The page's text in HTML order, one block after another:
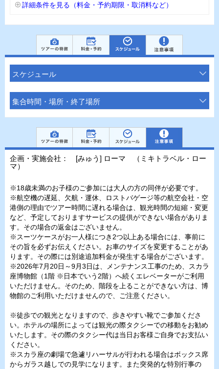
詳細条件を見る（料金・予約期限・取消料など）
スケジュール
集合時間・場所・終了場所
企画・実施会社： [みゅう] ローマ （ミキトラベル・ロー
マ）
※18歳未満のお子様のご参加には大人の方の同伴が必要です。
※航空機の遅延、欠航・運休、ロストバゲージ等の航空会社・空
港側の理由でツアー時間に遅れる場合は、観光時間の短縮・変更
など、予定しておりますサービスの提供ができない場合がありま
す。その場合の返金はございません。
※スーツケースがお一人様につき2つ以上ある場合には、事前に
その旨を必ずお伝えください。お車のサイズを変更することがあ
ります。その際には別途追加料金が発生する場合がございます。
※2026年7月20日～9月3日は、メンテナンス工事のため、スカラ
座博物館（1階 ※日本でいう2階）へ続くエレベーターがご利用
いただけません。そのため、階段を上ることができない方は、博
物館のご利用いただけませんので、ご注意ください。
※徒歩での観光となりますので、歩きやすい靴でご参加くださ
い。ホテルの場所によっては観光の際タクシーでの移動をお勧め
いたします。その際のタクシー代は当日お客様ご自身でお支払い
ください。
※スカラ座の劇場で急遽リハーサルが行われる場合はボックス席
からガラス越しでの見学になります。また突発的な特別行事の